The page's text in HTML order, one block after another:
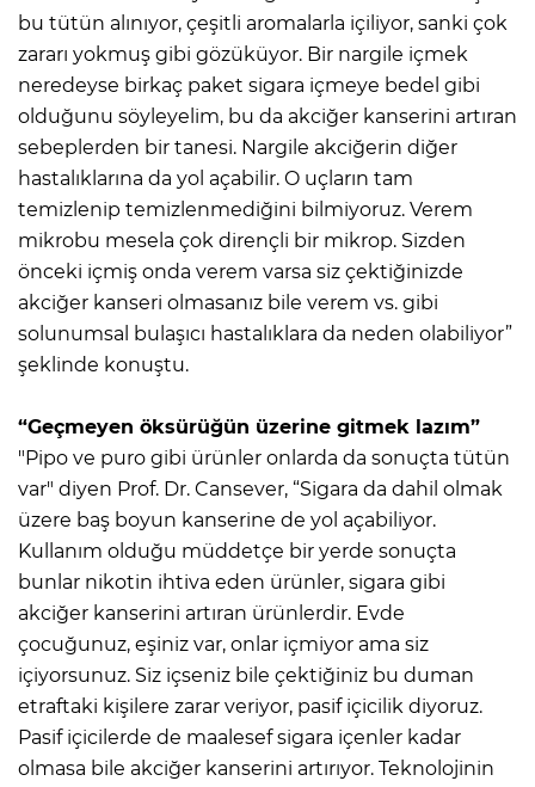
bu tütün alınıyor, çeşitli aromalarla içiliyor, sanki çok
zararı yokmuş gibi gözüküyor. Bir nargile içmek
neredeyse birkaç paket sigara içmeye bedel gibi
olduğunu söyleyelim, bu da akciğer kanserini artıran
sebeplerden bir tanesi. Nargile akciğerin diğer
hastalıklarına da yol açabilir. O uçların tam
temizlenip temizlenmediğini bilmiyoruz. Verem
mikrobu mesela çok dirençli bir mikrop. Sizden
önceki içmiş onda verem varsa siz çektiğinizde
akciğer kanseri olmasanız bile verem vs. gibi
solunumsal bulaşıcı hastalıklara da neden olabiliyor”
şeklinde konuştu.
“Geçmeyen öksürüğün üzerine gitmek lazım”
"Pipo ve puro gibi ürünler onlarda da sonuçta tütün
var" diyen Prof. Dr. Cansever, “Sigara da dahil olmak
üzere baş boyun kanserine de yol açabiliyor.
Kullanım olduğu müddetçe bir yerde sonuçta
bunlar nikotin ihtiva eden ürünler, sigara gibi
akciğer kanserini artıran ürünlerdir. Evde
çocuğunuz, eşiniz var, onlar içmiyor ama siz
içiyorsunuz. Siz içseniz bile çektiğiniz bu duman
etraftaki kişilere zarar veriyor, pasif içicilik diyoruz.
Pasif içicilerde de maalesef sigara içenler kadar
olmasa bile akciğer kanserini artırıyor. Teknolojinin